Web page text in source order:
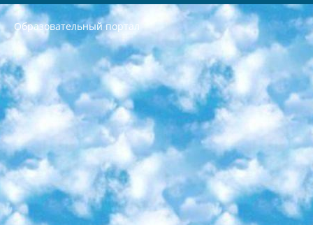
Образовательный портал
РЕСПУБЛИКА УЗБЕКИСТАН МИНИСТРЕРСТВО ДОШКОЛЬНОГО И ШКОЛЬНОГО ОБРАЗОВАНИЯ КОМАНДА в общеобразовательных учреждениях в 2023-2024 учебном году организация и проведение итоговой государственной аттестации обучающихся о Министра дошкольного и школьного образования Республики Узбекистан от 4 марта 2008 года (постановлением Минюста от 20 марта 2008 года № 1778 государственной регистрации) «Итоговое состояние учащихся общего среднего образования на основании положения об утверждении положения об аттестации общего среднего образования выпускной экзамен студентов в образовательных учреждениях в 2023-2024 учебном году В целях организации и прохождения аттестации приказываю: 1. Следующее: перечень предметов, по которым будет проводиться итоговая государственная аттестация и экзамен формы перевода согласно приложению 1; сертификаты международного образца, оценивающие уровень владения иностранными языками перечень согласно приложению 2; 2. Педагогический при специализированных образовательных учреждениях. научно-практический центр квалификации и международной оценки (Д.Давидова) 2024 г. До 25 марта: задания по предметам, по которым будет проводиться итоговая аттестация разработка и утверждение технических условий; итоговая аттестация на основании разработанного предметного задания разработка вопросов по предметам (устно и письменно), экзамен передача; общеобразовательные средние школы и специальные учебные заведения учащиеся выпускных классов школ и интернатов в агентской системе подготовка базы данных экзаменационных материалов и критериев оценки; перевод базы экзаменационных материалов на все языки обучения подать в Республиканский образовательный центр для изготовления; варианты экзаменов на основе разработанных контрольных материалов пусть будут поставлены задачи формирования. 3. Республиканский образовательный центр (Ш.Худайкулов) до 5 апреля 2024 года. до: база данных предоставленных экзаменационных материалов на все языки обучения перевод и экспертиза; для слепых, слабовидящих, глухих, слабослышащих и умственно отсталых детей учащиеся выпускных классов специализированных школ и школ-интернатов база данных экзаменационных материалов на всех преподаваемых языках подготовка критериев оценки; специализированные школы для умственно отсталых детей и технологии для учащихся выпускных классов школ-интернатов разработка соответствующих рекомендаций и критериев проведения ЕГЭ по естествознанию давать задания. 4. Педагогический при специализированных образовательных учреждениях. Научно-практический центр навыков и международной оценки (Д.Давидова), Республика образовательный центр (Худайкулов Ш.) итоговый государственный аттестационный экзамен ориентирован на творческое и логическое мышление при подготовке базы материалов учитывать введение заданий. 5. Следует отметить, что: сертификат государственного образца о знании общеобразовательного предмета и как минимум национальный уровень B1 по предметам на иностранных языках, указанным в Приложении 2. или международно признанный сертификат эквивалентного уровня студенты, изучающие определенный предмет, освобождаются от экзамена; по соответствующим предметам запланирована итоговая государственная аттестация за день до дня, путем жеребьевки Рабочей группой (в письменной форме по предметам, проводимым в форме) из числа сформированных вариантов выбрано 2 варианта; 2 выбранных варианта экзамена анонсированы на официальном сайте министерства и все выпускники по всей стране на основе этих вариантов проводит итоговую государственную аттестацию. 6. Государственное образование учащихся средних общеобразовательных учреждений. знания в соответствии с квалификационными требованиями, которые необходимо приобрести на основании стандартов итоговый (выпускной) контроль для 9 и 11 классов в целях тестирования Экзамены (далее – экзамены) состоят из предметов, перечисленных в приложении 1. будет сделано. 7. Экзамены пройдут с 26 мая по 15 июня 2024 г. (кроме науки физического воспитания). 8. Физическая для учащихся 9 классов общесредних образовательных учреждений. Экзамены по предмету «Образование, квалификация медицина» 1-6 мая 2024 года. сотрудники перевести под присмотр (с отклонениями в физическом или умственном развитии) специализированная школа для детей, школы-интернаты и со сколиозом школы-интернаты санаторного типа для больных детей исключены). 9. Он был слепым, слабовидящим и имел нарушения опорно-двигательного аппарата. экзамены в специализированных школах и интернатах для детей должны проводиться исходя из требований, предъявляемых к общеобразовательным учреждениям (физкультура кроме науки). 10. Специализированная школа для глухих и слабослышащих детей. и экзамены в интернатах и быть реализован в виде письменного теста по математике. 11. Специальность для умственно отсталых детей. Для 9 класса Родной язык и литературное письмо Государственный язык (язык обучения – узбекский). для неклассов) написано Математическое письмо Письменная/устная история Узбекистана Физическое воспитание практично Итоговый контроль Для 11 класса Написание родного языка и литературы (эссе) Математическое письмо Узбекский язык (обучение на узбекском языке) не посещающее общее среднее образование для учреждений)/Образовательное учреждение выбор письменный и устный Иностранный язык письменный/устный Письменная/устная история Узбекистана *По выбору студента:  Химия  Физика  Основы государственного права  География 10 бесплатных образовательных ресурсов - Мы составили подборку онлайн-проектов с интерактивными упражнениями, видеолекциями и статьями. Они помогут вам обрести новые и освежить старые знания бесплатно. 1. «ИНТУИТ» Старейшая образовательная площадка Рунета. Здесь вы найдёте сотни текстовых и видеокурсов на десятки различных тем — от программирования до психологии. Многие курсы подготовлены российскими университетами и крупными международными компаниями вроде Intel и Microsoft. Самостоятельное обучение бесплатное, но желающие могут оплатить услуги персональных наставников. 2. «Смартия» знакомит с актуальными профессиями и подсказывает, как им обучаться. Выбрав заинтересовавшую вас специальность — SMM-специалист, фотограф, веб-дизайнер или другую, — увидите список необходимых для неё умений. Чтобы вы могли освоить их самостоятельно, для каждого умения площадка отображает подборку ссылок на учебные материалы. Хотя «Смартия» ориентируется на русскоязычную аудиторию, часть контента всё же доступна только на английском. 3. «Лекторий Физтеха» Проект Московского физико-технического института (Физтеха). С его помощью вы можете смотреть онлайн серии лекций, записанные на видео в этом вузе. В числе доступных предметов — физика, биология, химия, информационные технологии и другие. К некоторым лекциям администрация ресурса прилагает готовые конспекты, которые можно скачивать в PDF-формате. 4. ITMOcourses Онлайн-площадка Санкт-Петербургского национального исследовательского университета информационных технологий, механики и оптики (ИТМО). Ресурс предоставляет свободный доступ к курсам, разработанным в этом вузе. Каталог материалов разбит на четыре категории: «Оптические системы и технологии», «Приборостроение и робототехника», «Информационные технологии» и «Биотехнологии». Курсы состоят из видеолекций, интерактивных демонстраций и заданий. 5. «КиберЛенинка» Электронная научная библиотека открытого доступа. Каталог площадки регулярно обрастает текстами статей из различных научных изданий. Сгруппированные по журналам и рубрикам публикации можно читать онлайн или скачивать целиком в PDF-формате. Проект нацелен на популяризацию науки за счёт открытого доступа к качественной информации. 6. «ПостНаука» На этом ресурсе публикуют подборки видеолекций, составленные экспертами из разных отраслей и объединённые общими темами. Среди них, к примеру, есть серии «Биоинформатика и геномика», «Культура средневековой Скандинавии» и Cinema Studies о теории кино. Каждая подборка лекций — логически связанная история, рассказанная экспертом от первого лица. Кроме того, на сайте появляются научно-образовательные статьи и тесты на разные темы. 7. «Newочём» Команда проекта «Newочём» отбирает самые интересные тексты из англоязычных СМИ и переводит те из них, за которые голосуют участники сообщества «ВКонтакте». По большей части это научно-популярные статьи. Редакторы придумывают лишь заголовки, в остальном содержание переводов соответствует оригиналам. Полные тексты можно читать прямо в социальной сети. 8. InternetUrok Онлайн-база материалов по основным дисциплинам школьной программы. Информация на сайте структурирована по классам, предметам и темам (урокам). Каждый урок состоит из видеолекций и конспектов. Есть также интерактивные тренажёры и тесты для закрепления пройденного материала. Даже если вы давно окончили школу, возможность повторить программу старших классов всегда может пригодиться. 9. Edutainme Ещё один ресурс об образовании. В отличие от Newtonew, как мне кажется, Edutainme больше ориентируется на представителей индустрии: педагогов, предпринимателей, разработчиков образовательных проектов. Но и любой, кто просто стремится к саморазвитию, найдёт на сайте много полезного и интересного для себя. Например, информацию о новых курсах и образовательных сервисах. 10. Newtonew Онлайн-медиа об образовании и обучении в широком смысле. Авторы Newtonew пишут об инструментах, заведениях, тактиках и стратегиях, которые помогают учить других и получать новые знания самостоятельно. На этой площадке вы найдёте новости, обзоры, аналитические мат